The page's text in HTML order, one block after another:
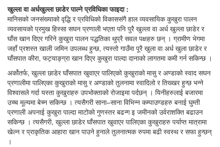
खुल्ला वा अर्धखुल्ला छाडेर पाल्ने प्रविधिका फाइदा :
मानिसको जनसंख्याको वृद्धि र प्रविधिको विकाससंगै हाल व्यवसायिक कुखुरा पालन
व्यवसायको प्रमुख हिस्सा सघन प्रणाली भएता पनि पुरै खुल्ला वा अर्ध खुल्ला छाडेर र
घाँस खान दिएर गरिने कुखुरा पालन पद्धतिका थुप्रै सवल पक्षहरु छन् । ग्रामीण भेगमा
जहाँ प्रशस्त खाली जमिन उपलब्ध हुन्छ, त्यस्तो गाउँमा पूरै खुला वा अर्ध खुला छाडेर र
घाँसपात कीरा, फट्याङ्ग्रा खान दिएर कुखुरा पाल्दा दानाको लागतमा कमी गर्न सकिन्छ ।
अर्कोतर्फ, खुल्ला छाडेर घाँसपात खुवाएर पालिएको कुखुराको मासु र अण्डाको स्वाद सघन
प्रणालीमा पालिएका कुखुराको मासु र अण्डाको तुलनामा स्वादिलो र तिख्खर हुन्छ भन्ने
विश्वासले गर्दा यस्ता कुखुराहरु उपभोक्ताको रोजाइमा पर्दछन् । यिनीहरुलाई बजारमा
उच्च मूल्यमा बेच्न सकिन्छ । त्यसैगरी साना–साना विभिन्न कम्पाउण्डहरु बनाई घुम्ती
प्रणाली अपनाई कुखुरा पाल्दा माटोको गुणस्तर बढन्ग इ जमीनको उर्वराशक्ति बढाउन
सकिन्छ । त्यसैगरी, खुल्ला छाडेर घाँसपात खुवाएर पालिएका कुखुराहरु पर्याप्त मात्रामा
खेल्न र प्राकृतिक आहारा खान पाउने हुनाले तुलनात्मक रुपमा बढी स्वस्थ र सफा हुन्छन्
।